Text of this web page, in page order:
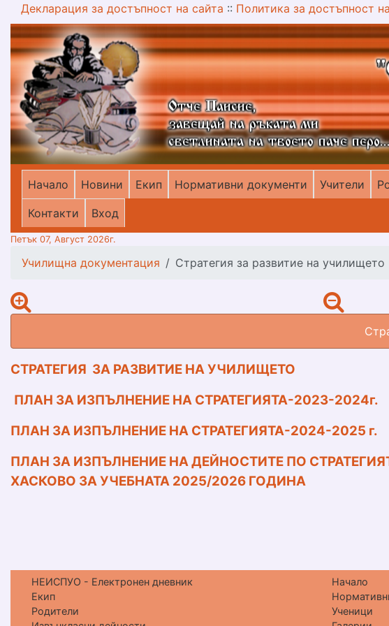
Декларация за достъпност на сайта :: Политика за достъпност
меню горно
Начало Новини Екип Нормативни документи Учители
Контакти Вход
Петък 07, Август 2026г.
Училищна документация Стратегия за развитие на училището
СТРАТЕГИЯ ЗА РАЗВИТИЕ НА УЧИЛИЩЕТО
ПЛАН ЗА ИЗПЪЛНЕНИЕ НА СТРАТЕГИЯТА-2023-2024г.
ПЛАН ЗА ИЗПЪЛНЕНИЕ НА СТРАТЕГИЯТА-2024-2025 г.
ПЛАН ЗА ИЗПЪЛНЕНИЕ НА ДЕЙНОСТИТЕ ПО
ХАСКОВО ЗА УЧЕБНАТА 2025/2026 ГОДИНА
НЕИСПУО - Електронен дневник Начало
Екип
Родители
Ученици